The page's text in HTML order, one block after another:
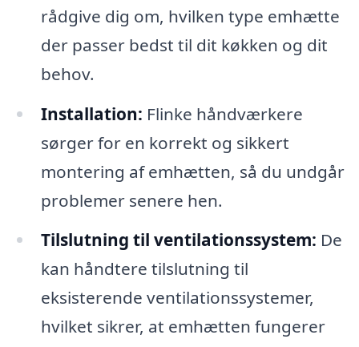
rådgive dig om, hvilken type emhætte
der passer bedst til dit køkken og dit
behov.
Installation: Flinke håndværkere
sørger for en korrekt og sikkert
montering af emhætten, så du undgår
problemer senere hen.
Tilslutning til ventilationssystem: De
kan håndtere tilslutning til
eksisterende ventilationssystemer,
hvilket sikrer, at emhætten fungerer